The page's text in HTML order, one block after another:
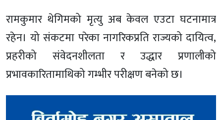
रामकुमार थेगिमको मृत्यु अब केवल एउटा घटनामात्र
रहेन। यो संकटमा परेका नागरिकप्रति राज्यको दायित्व,
प्रहरीको संवेदनशीलता र उद्धार प्रणालीको
प्रभावकारितामाथिको गम्भीर परीक्षण बनेको छ।